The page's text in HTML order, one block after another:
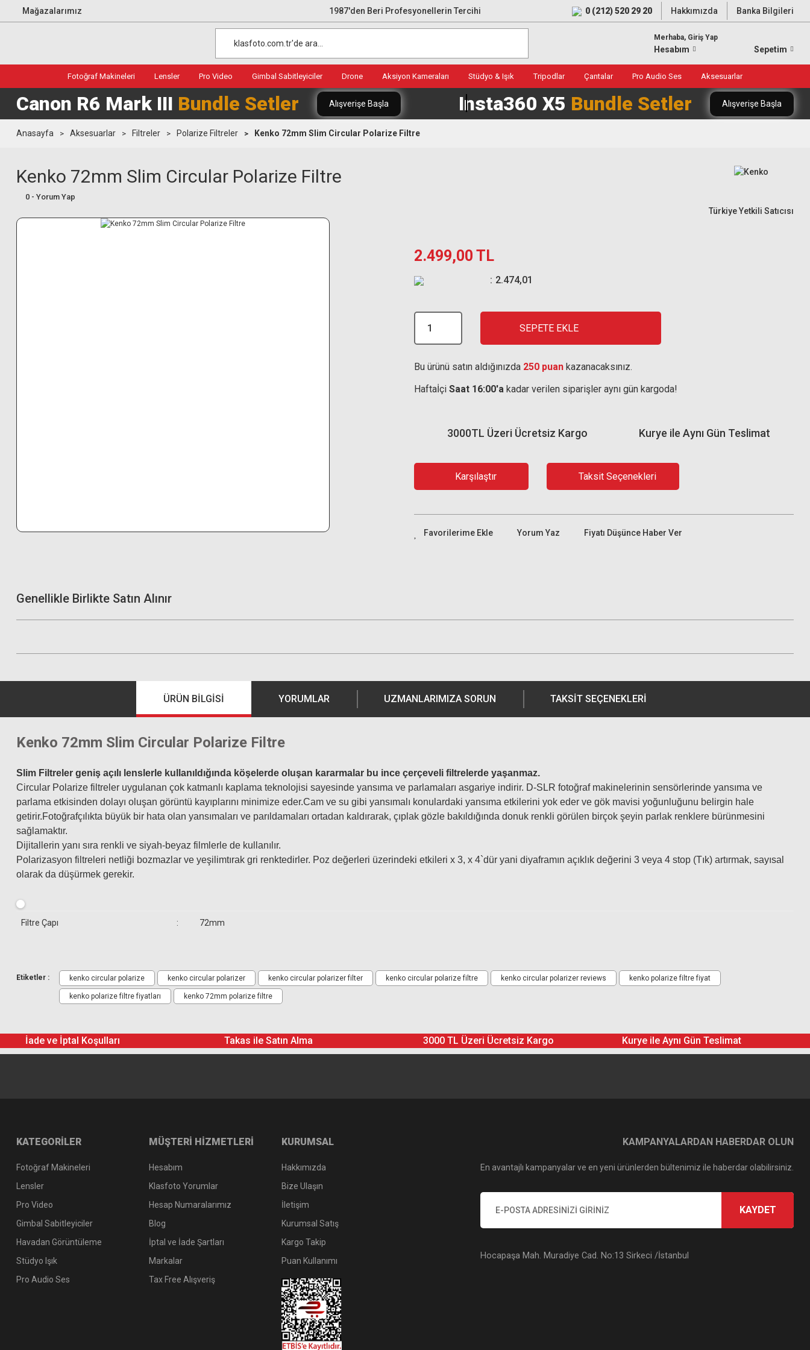
Mağazalarımız 1987'den Beri Profesyonellerin Tercihi 0 (212) 520 29 20 Hakkımızda Banka Bilgileri
Merhaba, Giriş Yap
Hesabım Sepetim
Fotoğraf Makineleri Lensler Pro Video Gimbal Sabitleyiciler Drone Aksiyon Kameraları Stüdyo & Işık Tripodlar Çantalar Pro Audio Ses Aksesuarlar
Canon R6 Mark III Bundle Setler Alışverişe Başla Insta360 X5 Bundle Setler Alışverişe Başla
Anasayfa Aksesuarlar Filtreler Polarize Filtreler Kenko 72mm Slim Circular Polarize Filtre
Kenko 72mm Slim Circular Polarize Filtre
0 - Yorum Yap
Türkiye Yetkili Satıcısı
2.499,00 TL
2.474,01
SEPETE EKLE
Bu ürünü satın aldığınızda 250 puan kazanacaksınız.
Haftaİçi Saat 16:00'a kadar verilen siparişler aynı gün kargoda!
Kurye ile Aynı Gün Teslimat
3000TL Üzeri Ücretsiz Kargo
Karşılaştır Taksit Seçenekleri
Yorum Yaz Fiyatı Düşünce Haber Ver
Genellikle Birlikte Satın Alınır
Hoya 72mm Multi Coated HD UV Filtre
6.500,00 TL
Hoya 72mm HD Multi Coating Circular Polarize Filtre
3.359,01 TL
6.658,89 TL
ÜRÜN BILGISI YORUMLAR UZMANLARIMIZA SORUN TAKSIT SEÇENEKLERI
Kenko 72mm Slim Circular Polarize Filtre
Slim Filtreler geniş açılı lenslerle kullanıldığında köşelerde oluşan kararmalar bu ince çerçeveli filtrelerde yaşanmaz.
Circular Polarize filtreler uygulanan çok katmanlı kaplama teknolojisi sayesinde yansıma ve parlamaları asgariye indirir. D-SLR fotoğraf makinelerinin sensörlerinde yansıma ve
parlama etkisinden dolayı oluşan görüntü kayıplarını minimize eder.Cam ve su gibi yansımalı konulardaki yansıma etkilerini yok eder ve gök mavisi yoğunluğunu belirgin hale
getirir.Fotoğrafçılıkta büyük bir hata olan yansımaları ve parıldamaları ortadan kaldırarak, çıplak gözle bakıldığında donuk renkli görülen birçok şeyin parlak renklere bürünmesini
sağlamaktır.
Dijitallerin yanı sıra renkli ve siyah-beyaz filmlerle de kullanılır.
Polarizasyon filtreleri netliği bozmazlar ve yeşilimtırak gri renktedirler. Poz değerleri üzerindeki etkileri x 3, x 4`dür yani diyaframın açıklık değerini 3 veya 4 stop (Tık) artırmak, sayısal
olarak da düşürmek gerekir.
Filtre Çapı : 72mm
Etiketler : kenko circular polarize kenko circular polarizer kenko circular polarizer filter kenko circular polarize filtre kenko circular polarizer reviews kenko polarize filtre fiyat
kenko polarize filtre fiyatları kenko 72mm polarize filtre
İade ve İptal Koşulları Takas ile Satın Alma 3000 TL Üzeri Ücretsiz Kargo Kurye ile Aynı Gün Teslimat
KATEGORİLER
Fotoğraf Makineleri
Lensler
Pro Video
Gimbal Sabitleyiciler
Havadan Görüntüleme
Stüdyo Işık
Pro Audio Ses
MÜŞTERİ HİZMETLERİ
Hesabım
Klasfoto Yorumlar
Hesap Numaralarımız
Blog
İptal ve İade Şartları
Markalar
Tax Free Alışveriş
KURUMSAL
Hakkımızda
Bize Ulaşın
İletişim
Kurumsal Satış
Kargo Takip
Puan Kullanımı
KAMPANYALARDAN HABERDAR OLUN
En avantajlı kampanyalar ve en yeni ürünlerden bültenimiz ile haberdar olabilirsiniz.
KAYDET
Hocapaşa Mah. Muradiye Cad. No:13 Sirkeci /İstanbul